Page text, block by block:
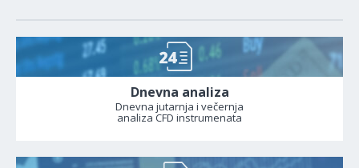
Dnevna analiza
Dnevna jutarnja i večernja
analiza CFD instrumenata